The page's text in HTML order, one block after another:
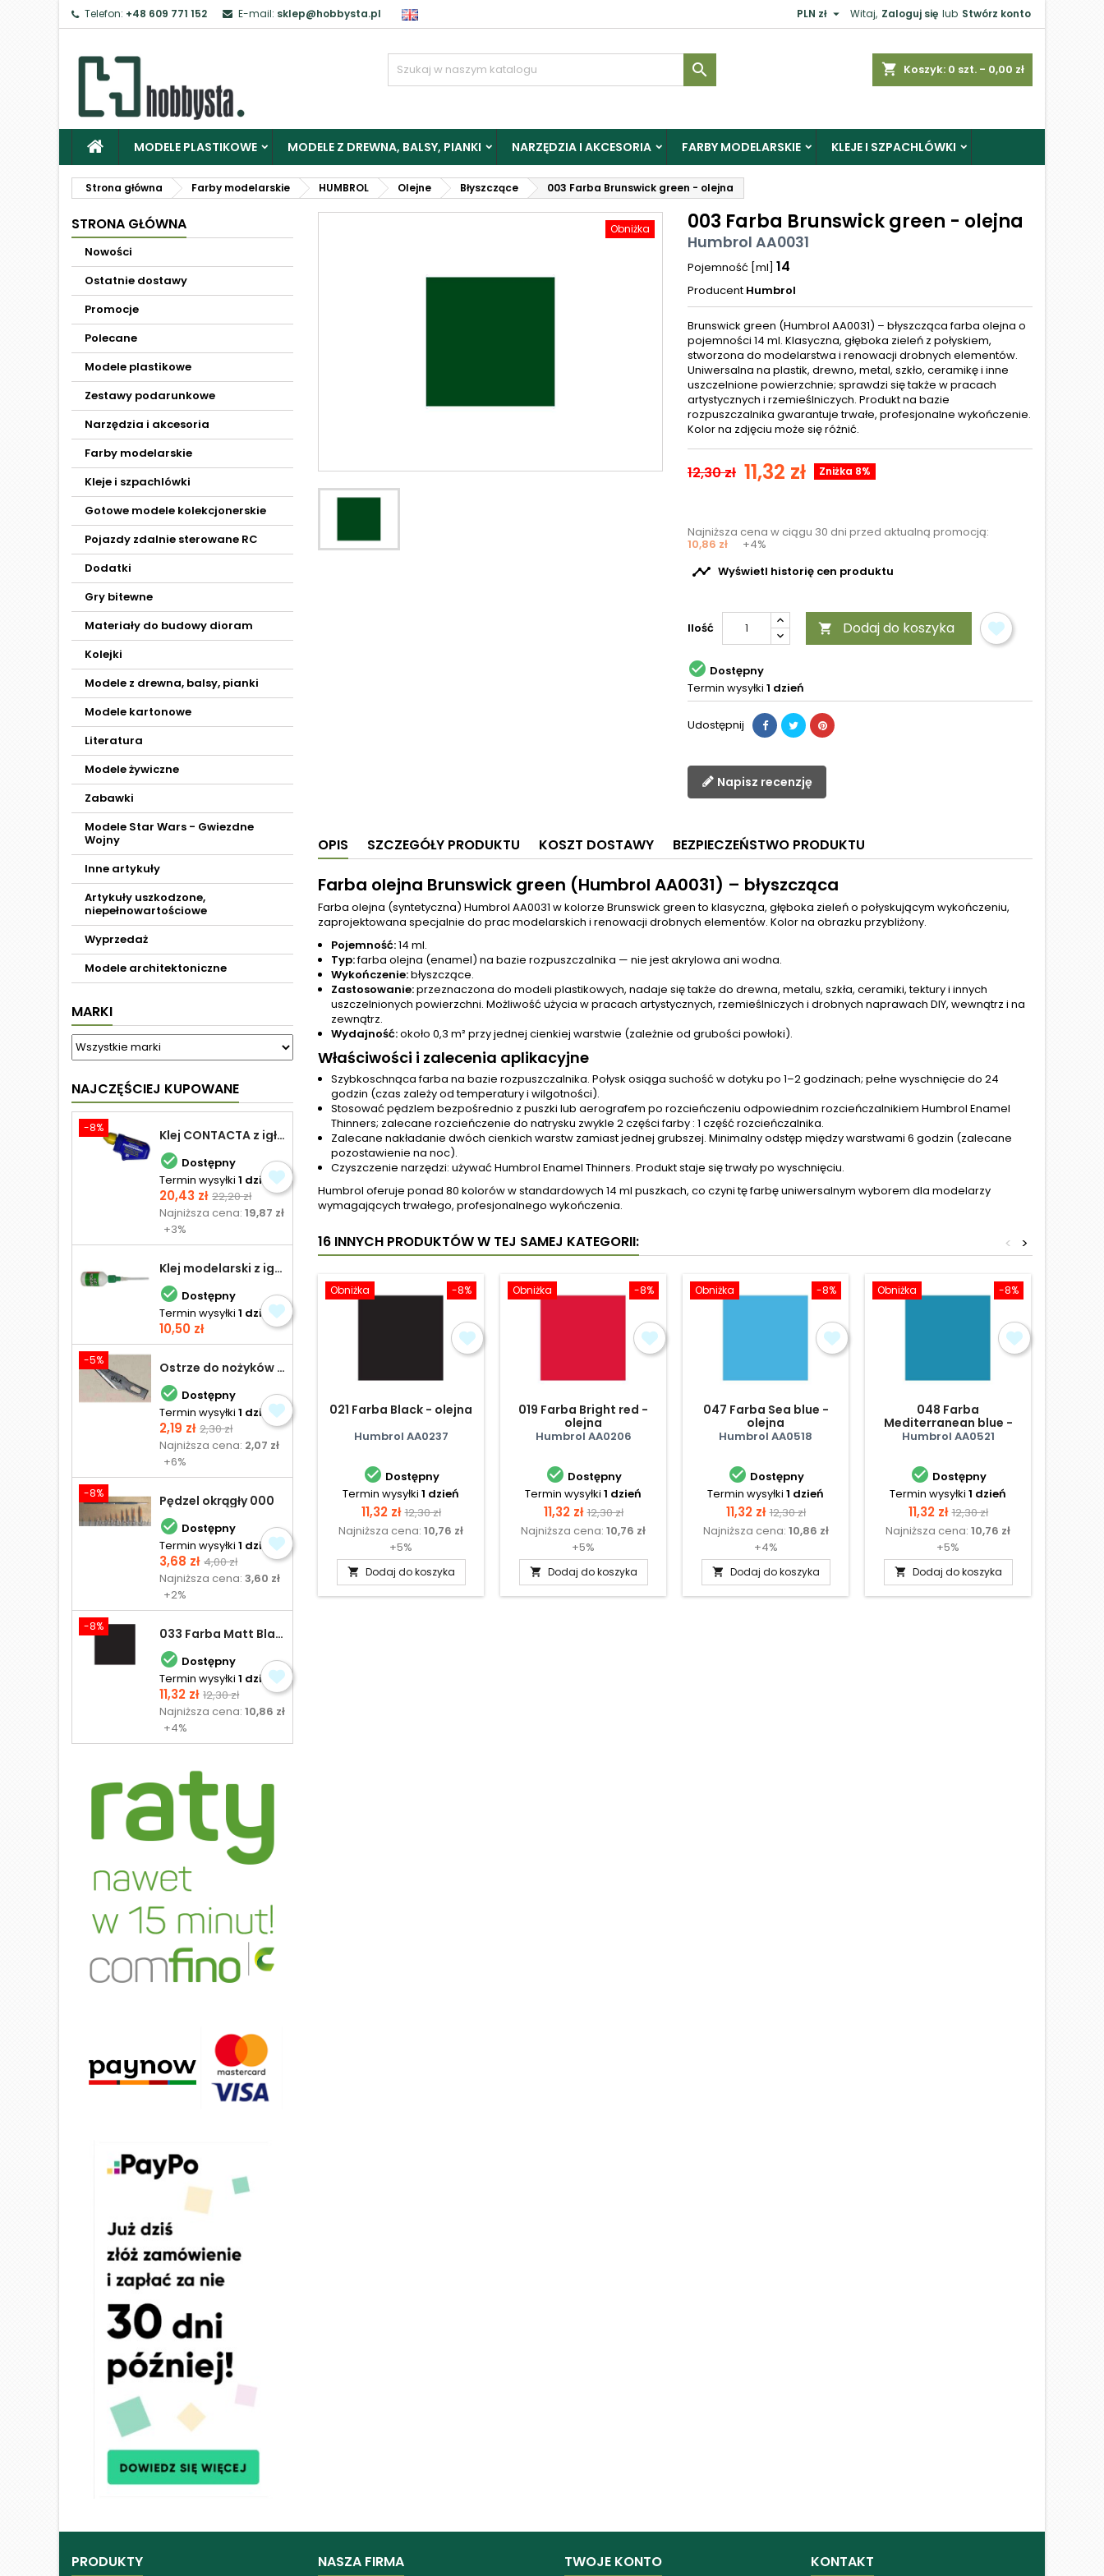
Telefon: +48 609 771 152 E-mail: sklep@hobbysta.pl Witaj, Zaloguj się lub Stwórz konto
PLN zł 
shopping_cart Koszyk: 0 szt. - 0,00 zł

MODELE PLASTIKOWE MODELE Z DREWNA, BALSY, PIANKI NARZĘDZIA I AKCESORIA FARBY MODELARSKIE KLEJE I SZPACHLÓWKI
Strona główna Farby modelarskie HUMBROL Olejne Błyszczące 003 Farba Brunswick green - olejna
STRONA GŁÓWNA
Nowości
Ostatnie dostawy
Promocje
Polecane
Modele plastikowe
Zestawy podarunkowe
Narzędzia i akcesoria
Farby modelarskie
Kleje i szpachlówki
Gotowe modele kolekcjonerskie
Pojazdy zdalnie sterowane RC
Dodatki
Gry bitewne
Materiały do budowy dioram
Kolejki
Modele z drewna, balsy, pianki
Modele kartonowe
Literatura
Modele żywiczne
Zabawki
Modele Star Wars - Gwiezdne
Wojny
Inne artykuły
Artykuły uszkodzone,
niepełnowartościowe
Wyprzedaż
Modele architektoniczne
MARKI
NAJCZĘŚCIEJ KUPOWANE
-8% Klej CONTACTA z igłą do plastiku 25,0 g
 Dostępny
Termin wysyłki 1 dzień
Cena
20,43 zł Cena
podstawowa
22,20 zł
Najniższa cena:19,87 zł
+3%
Klej modelarski z igłą 30 ml
 Dostępny
Termin wysyłki 1 dzień
Cena
10,50 zł
-5% Ostrze do nożyków Excel
 Dostępny
Termin wysyłki 1 dzień
Cena
2,19 zł Cena
podstawowa
2,30 zł
Najniższa cena: 2,07 zł
+6%
-8% Pędzel okrągły 000
 Dostępny
Termin wysyłki 1 dzień
Cena
3,68 zł Cena
podstawowa
4,00 zł
Najniższa cena:3,60 zł
+2%
-8% 033 Farba Matt Black - olejna
 Dostępny
Termin wysyłki 1 dzień
Cena
11,32 zł Cena
podstawowa
12,30 zł
Najniższa cena:10,86 zł
+4%
Obniżka 003 Farba Brunswick green - olejna
Humbrol AA0031
Pojemność [ml] 14
Producent Humbrol
Brunswick green (Humbrol AA0031) – błyszcząca farba olejna o
pojemności 14 ml. Klasyczna, głęboka zieleń z połyskiem,
stworzona do modelarstwa i renowacji drobnych elementów.
Uniwersalna na plastik, drewno, metal, szkło, ceramikę i inne
uszczelnione powierzchnie; sprawdzi się także w pracach
artystycznych i rzemieślniczych. Produkt na bazie
rozpuszczalnika gwarantuje trwałe, profesjonalne wykończenie.
Kolor na zdjęciu może się różnić.
12,30 zł 11,32 zł Zniżka 8%
Najniższa cena w ciągu 30 dni przed aktualną promocją:
10,86 zł +4%
 Wyświetl historię cen produktu
Ilość  Dodaj do koszyka
 Dostępny
Termin wysyłki 1 dzień
Udostępnij
Napisz recenzję
OPIS SZCZEGÓŁY PRODUKTU KOSZT DOSTAWY BEZPIECZEŃSTWO PRODUKTU
Farba olejna Brunswick green (Humbrol AA0031) – błyszcząca
Farba olejna (syntetyczna) Humbrol AA0031 w kolorze Brunswick green to klasyczna, głęboka zieleń o połyskującym wykończeniu,
zaprojektowana specjalnie do prac modelarskich i renowacji drobnych elementów. Kolor na obrazku przybliżony.
Pojemność:14 ml.
Typ:farba olejna (enamel) na bazie rozpuszczalnika — nie jest akrylowa ani wodna.
Wykończenie:błyszczące.
Zastosowanie:przeznaczona do modeli plastikowych, nadaje się także do drewna, metalu, szkła, ceramiki, tektury i innych
uszczelnionych powierzchni. Możliwość użycia w pracach artystycznych, rzemieślniczych i drobnych naprawach DIY, wewnątrz i na
zewnątrz.
Wydajność:około 0,3 m² przy jednej cienkiej warstwie (zależnie od grubości powłoki).
Właściwości i zalecenia aplikacyjne
Szybkoschnąca farba na bazie rozpuszczalnika. Połysk osiąga suchość w dotyku po 1–2 godzinach; pełne wyschnięcie do 24
godzin (czas zależy od temperatury i wilgotności).
Stosować pędzlem bezpośrednio z puszki lub aerografem po rozcieńczeniu odpowiednim rozcieńczalnikiem Humbrol Enamel
Thinners; zalecane rozcieńczenie do natrysku zwykle 2 części farby : 1 część rozcieńczalnika.
Zalecane nakładanie dwóch cienkich warstw zamiast jednej grubszej. Minimalny odstęp między warstwami 6 godzin (zalecane
pozostawienie na noc).
Czyszczenie narzędzi: używać Humbrol Enamel Thinners. Produkt staje się trwały po wyschnięciu.
Humbrol oferuje ponad 80 kolorów w standardowych 14 ml puszkach, co czyni tę farbę uniwersalnym wyborem dla modelarzy
wymagających trwałego, profesjonalnego wykończenia.
16 INNYCH PRODUKTÓW W TEJ SAMEJ KATEGORII: >
<
-8%
Obniżka
021 Farba Black - olejna
Humbrol AA0237
 Dostępny
Termin wysyłki 1 dzień
Cena
11,32 zł Cena
podstawowa
12,30 zł
Najniższa cena: 10,76 zł
+5%
 Dodaj do koszyka
-8%
Obniżka
019 Farba Bright red -
olejna
Humbrol AA0206
 Dostępny
Termin wysyłki 1 dzień
Cena
11,32 zł Cena
podstawowa
12,30 zł
Najniższa cena: 10,76 zł
+5%
 Dodaj do koszyka
-8%
Obniżka
047 Farba Sea blue -
olejna
Humbrol AA0518
 Dostępny
Termin wysyłki 1 dzień
Cena
11,32 zł Cena
podstawowa
12,30 zł
Najniższa cena: 10,86 zł
+4%
 Dodaj do koszyka
-8%
Obniżka
048 Farba
Mediterranean blue -
olejna
Humbrol AA0521
 Dostępny
Termin wysyłki 1 dzień
Cena
11,32 zł Cena
podstawowa
12,30 zł
Najniższa cena: 10,76 zł
+5%
 Dodaj do koszyka
PRODUKTY NASZA FIRMA TWOJE KONTO KONTAKT